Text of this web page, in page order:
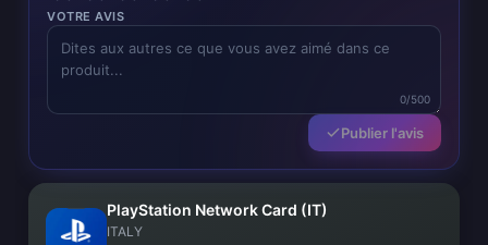
VOTRE AVIS
0/500
Publier l'avis
PlayStation Network Card (IT)
ITALY